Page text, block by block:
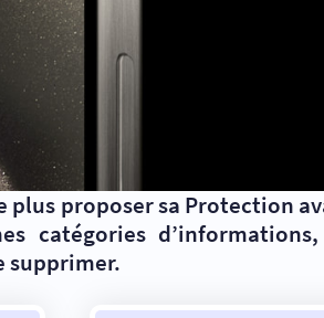
plus proposer sa Protection
catégories
supprimer.